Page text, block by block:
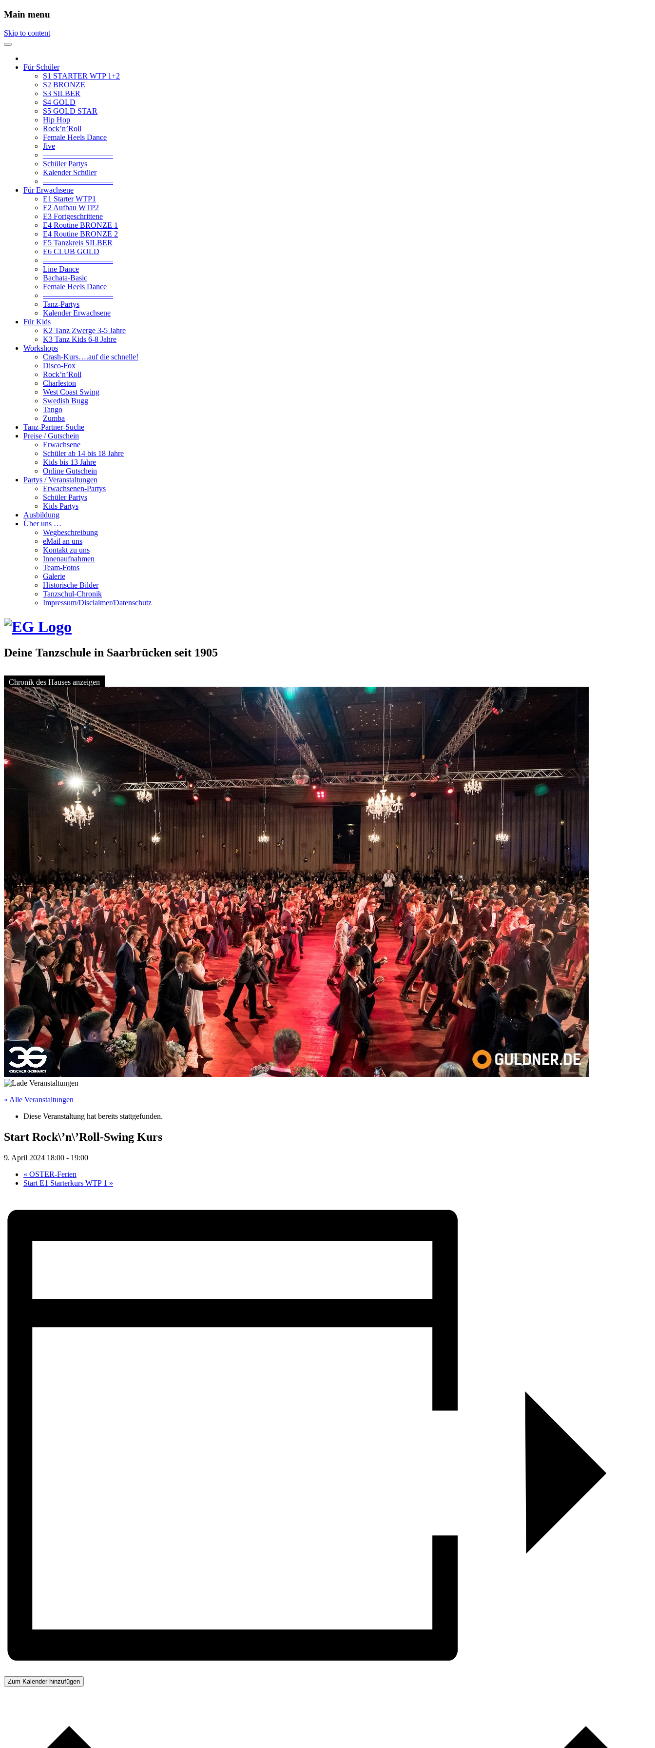
Main menu
Skip to content
Für Schüler
S1 STARTER WTP 1+2
S2 BRONZE
S3 SILBER
S4 GOLD
S5 GOLD STAR
Hip Hop
Rock’n’Roll
Female Heels Dance
Jive
—————————
Schüler Partys
Kalender Schüler
—————————
Für Erwachsene
E1 Starter WTP1
E2 Aufbau WTP2
E3 Fortgeschrittene
E4 Routine BRONZE 1
E4 Routine BRONZE 2
E5 Tanzkreis SILBER
E6 CLUB GOLD
—————————
Line Dance
Bachata-Basic
Female Heels Dance
—————————
Tanz-Partys
Kalender Erwachsene
Für Kids
K2 Tanz Zwerge 3-5 Jahre
K3 Tanz Kids 6-8 Jahre
Workshops
Crash-Kurs….auf die schnelle!
Disco-Fox
Rock’n’Roll
Charleston
West Coast Swing
Swedish Bugg
Tango
Zumba
Tanz-Partner-Suche
Preise / Gutschein
Erwachsene
Schüler ab 14 bis 18 Jahre
Kids bis 13 Jahre
Online Gutschein
Partys / Veranstaltungen
Erwachsenen-Partys
Schüler Partys
Kids Partys
Ausbildung
Über uns …
Wegbeschreibung
eMail an uns
Kontakt zu uns
Innenaufnahmen
Team-Fotos
Galerie
Historische Bilder
Tanzschul-Chronik
Impressum/Disclaimer/Datenschutz
Deine Tanzschule in Saarbrücken seit 1905
Chronik des Hauses anzeigen
« Alle Veranstaltungen
Diese Veranstaltung hat bereits stattgefunden.
Start Rock\’n\’Roll-Swing Kurs
9. April 2024 18:00 - 19:00
« OSTER-Ferien
Start E1 Starterkurs WTP 1 »
Zum Kalender hinzufügen